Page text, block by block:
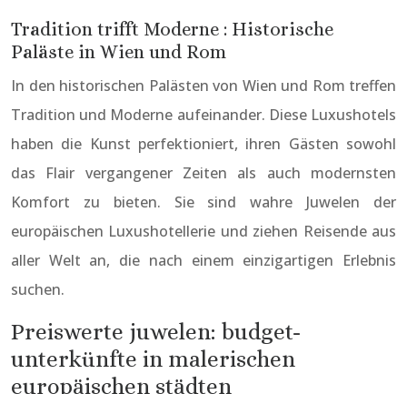
Tradition trifft Moderne : Historische
Paläste in Wien und Rom
In den historischen Palästen von Wien und Rom treffen
Tradition und Moderne aufeinander. Diese Luxushotels
haben die Kunst perfektioniert, ihren Gästen sowohl
das Flair vergangener Zeiten als auch modernsten
Komfort zu bieten. Sie sind wahre Juwelen der
europäischen Luxushotellerie und ziehen Reisende aus
aller Welt an, die nach einem einzigartigen Erlebnis
suchen.
Preiswerte juwelen: budget-
unterkünfte in malerischen
europäischen städten